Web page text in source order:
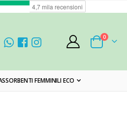
Cart
0elementi
FEMMINILI ECO